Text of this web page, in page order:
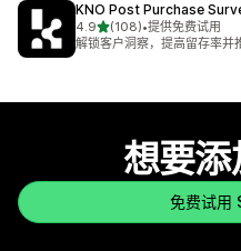
KNO Post Purchase
4.9星（满分 5 星）
(108)
总共 108 条评论
•提供免费试用
解锁客户洞察，提高留存率并
想要添
免费试用